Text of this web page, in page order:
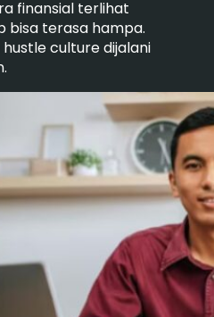
finansial terlihat
bisa terasa hampa.
culture dijalani